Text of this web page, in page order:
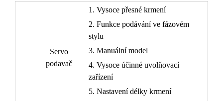
Servo
podavač
1. Vysoce přesné krmení
2. Funkce podávání ve fázovém
stylu
3. Manuální model
4. Vysoce účinné uvolňovací
zařízení
5. Nastavení délky krmení